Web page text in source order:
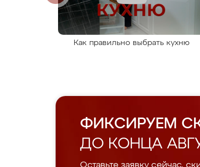
Как правильно выбрать кухню
ФИКСИРУЕМ
ДО КОНЦА
Оставьте заявку сейчас,